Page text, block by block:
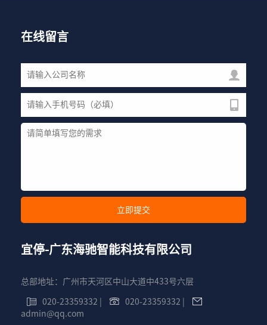
在线留言
宜停-广东海驰智能科技有限公司
总部地址：广州市天河区中山大道中433号六层
020-23359332 020-23359332
admin@qq.com